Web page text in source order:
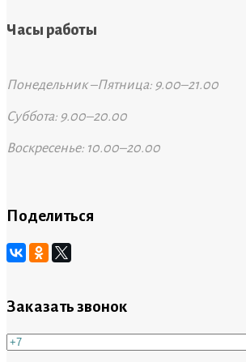
Часы работы
Понедельник –Пятница: 9.00–21.00
Суббота: 9.00–20.00
Воскресенье: 10.00–20.00
Поделиться
Заказать звонок